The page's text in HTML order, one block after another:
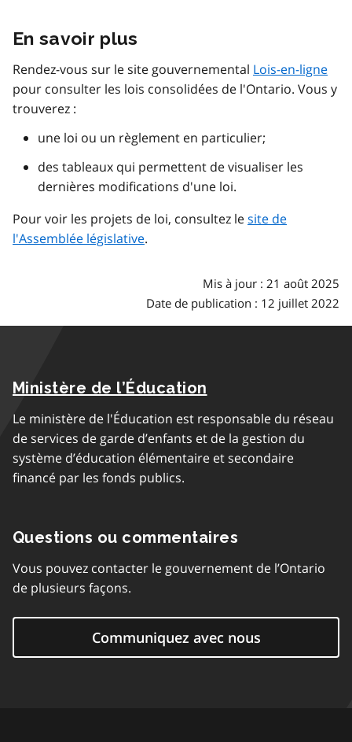
En savoir plus
Rendez-vous sur le site gouvernemental Lois-en-ligne
pour consulter les lois consolidées de l'Ontario. Vous y
trouverez :
une loi ou un règlement en particulier;
des tableaux qui permettent de visualiser les
dernières modifications d'une loi.
Pour voir les projets de loi, consultez lesite de
l'Assemblée législative.
Mis à jour : 21 août 2025
Date de publication : 12 juillet 2022
Ministère de l’Éducation
Le ministère de l'Éducation est responsable du réseau
de services de garde d’enfants et de la gestion du
système d’éducation élémentaire et secondaire
financé par les fonds publics.
Questions ou commentaires
Vous pouvez contacter le gouvernement de l’Ontario
de plusieurs façons.
Communiquez avec nous